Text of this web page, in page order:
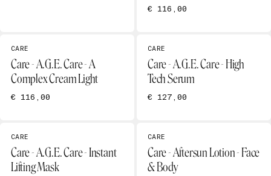
€ 116,00
CARE
Care - A.G.E. Care - A
Complex Cream Light
€ 116,00
CARE
Care - A.G.E. Care - High
Tech Serum
€ 127,00
CARE
Care - A.G.E. Care - Instant
Lifting Mask
CARE
Care - Aftersun Lotion - Face
& Body